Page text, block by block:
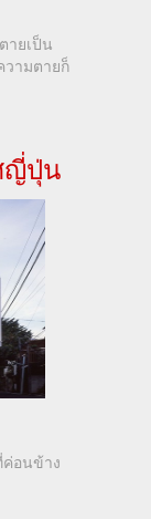
ายเป็น
ามตายก็
ญี่ปุ่น
อนข้าง